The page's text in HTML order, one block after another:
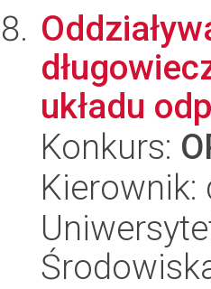
układu
Konkurs:
Kierownik: